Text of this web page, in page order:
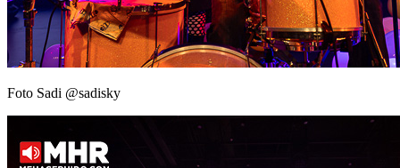
Foto Sadi @sadisky